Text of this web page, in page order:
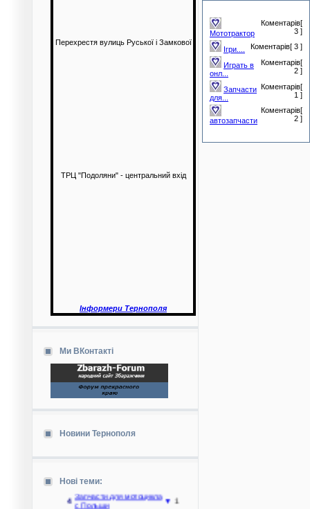
Перехрестя вулиць Руської і Замкової
ТРЦ "Подоляни" - центральний вхід
Інформери Тернополя
Ми ВКонтакті
Новини Тернополя
Нові теми:
2 Ігри.... ▼ 3
с Польши
Мототрактор
Коментарів[
3 ]
Ігри.... Коментарів[ 3 ]
Играть в
онл...
Коментарів[
2 ]
Запчасти
для...
Коментарів[
1 ]
автозапчасти
Коментарів[
2 ]